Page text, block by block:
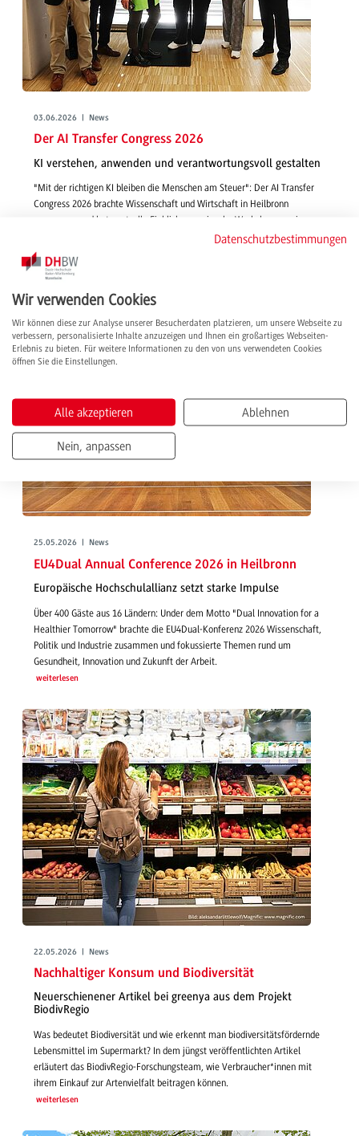
03.06.2026 | News
Der AI Transfer Congress 2026
KI verstehen, anwenden und verantwortungsvoll gestalten
"Mit der richtigen KI bleiben die Menschen am Steuer": Der AI Transfer
Congress 2026 brachte Wissenschaft und Wirtschaft in Heilbronn
zusammen und bot wertvolle Einblicke, praxisnahe Workshops sowie
wichtige Impulse für eine verantwortungsvolle Zukunft mit Künstlicher
Intelligenz.
weiterlesen
25.05.2026 | News
EU4Dual Annual Conference 2026 in Heilbronn
Europäische Hochschulallianz setzt starke Impulse
Über 400 Gäste aus 16 Ländern: Under dem Motto "Dual Innovation for a
Healthier Tomorrow" brachte die EU4Dual-Konferenz 2026 Wissenschaft,
Politik und Industrie zusammen und fokussierte Themen rund um
Gesundheit, Innovation und Zukunft der Arbeit.
weiterlesen
22.05.2026 | News
Nachhaltiger Konsum und Biodiversität
Neuerschienener Artikel bei greenya aus dem Projekt
BiodivRegio
Was bedeutet Biodiversität und wie erkennt man biodiversitätsfördernde
Lebensmittel im Supermarkt? In dem jüngst veröffentlichten Artikel
erläutert das BiodivRegio-Forschungsteam, wie Verbraucher*innen mit
ihrem Einkauf zur Artenvielfalt beitragen können.
weiterlesen
Datenschutzbestimmungen
Wir verwenden Cookies
Wir können diese zur Analyse unserer Besucherdaten platzieren, um unsere Webseite zu
verbessern, personalisierte Inhalte anzuzeigen und Ihnen ein großartiges Webseiten-
Erlebnis zu bieten. Für weitere Informationen zu den von uns verwendeten Cookies
öffnen Sie die Einstellungen.
Alle akzeptieren Ablehnen
Nein, anpassen